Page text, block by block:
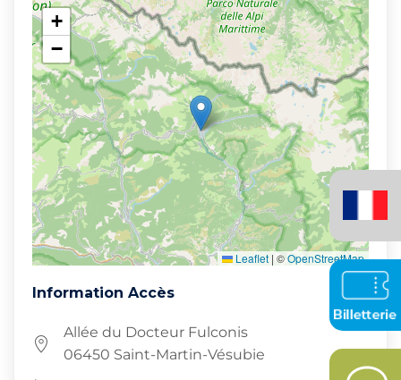
+
−
Leaflet | ©OpenStreetMap
Information Accès
Allée du Docteur Fulconis
06450 Saint-Martin-Vésubie